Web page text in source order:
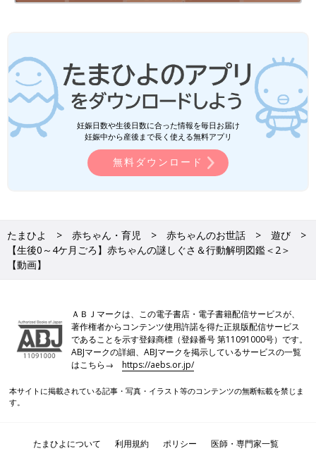
妊娠日数や生後日数に合った情報を毎日お届け
妊娠中から産後まで長く使える無料アプリ
無料ダウンロード
たまひよ 赤ちゃん・育児 赤ちゃんのお世話
遊び
【生後0～4ケ月ごろ】赤ちゃんの謎しぐさ＆行動解明図鑑＜2＞
【動画】
ＡＢＪマークは、この電子書店・電子書籍配信サービスが、
著作権者からコンテンツ使用許諾を得た正規版配信サービス
であることを示す登録商標（登録番号 第11091000号）です。
ABJマークの詳細、ABJマークを掲示しているサービスの一覧
はこちら→https://aebs.or.jp/
本サイトに掲載されている記事・写真・イラスト等のコンテンツの無断転載を禁じま
す。
たまひよについて 利用規約 ポリシー 医師・専門家一覧